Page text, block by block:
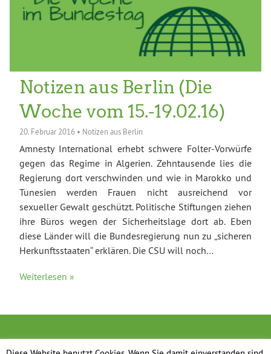
Notizen aus Berlin (Die
Woche vom 15.-19.02.16)
20. Februar 2016 • Notizen aus Berlin
Amnesty International erhebt schwere Folter-Vorwürfe
gegen das Regime in Algerien. Zehntausende lies die
Regierung dort verschwinden und wie in Marokko und
Tunesien werden Frauen nicht ausreichend vor
sexueller Gewalt geschützt. Politische Stiftungen ziehen
ihre Büros wegen der Sicherheitslage dort ab. Eben
diese Länder will die Bundesregierung nun zu „sicheren
Herkunftsstaaten“ erklären. Die CSU will noch…
Weiterlesen »